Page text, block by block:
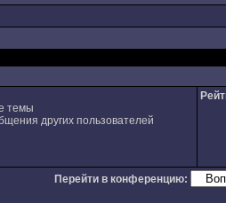
темы
других пользователей
Перейти в конференцию: